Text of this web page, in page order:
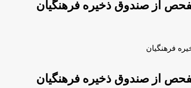
تفحص از صندوق ذخیره فرهنگیان
فرهنگیان
تفحص از صندوق ذخیره فرهنگیان